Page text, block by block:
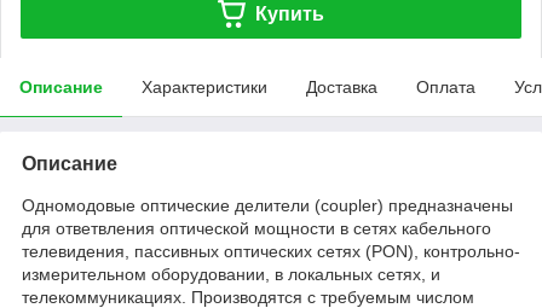
Купить
Описание Характеристики Доставка Оплата
Описание
Одномодовые оптические делители (coupler) предназначены
для ответвления оптической мощности в сетях кабельного
телевидения, пассивных оптических сетях (PON), контрольно-
измерительном оборудовании, в локальных сетях, и
телекоммуникациях. Производятся с требуемым числом